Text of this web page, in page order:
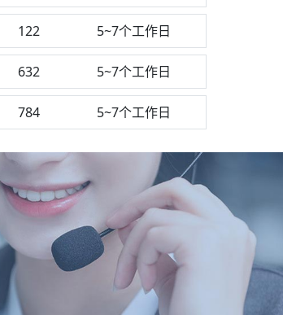
122 5~7个工作日
632 5~7个工作日
784 5~7个工作日